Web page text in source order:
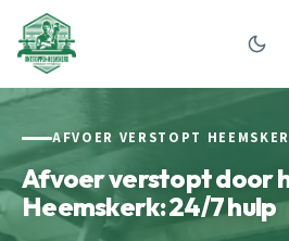
AFVOER VERSTOPT
Afvoer verstopt door
Heemskerk: 24/7 hulp